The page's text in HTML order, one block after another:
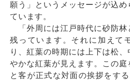
願う」というメッセージが込
ています。
「外周には江戸時代に砂防
残っています。それに加えて
り、紅葉の時期には上下は松
やかな紅葉が見えます。この
と客が正式な対面の挨拶をす